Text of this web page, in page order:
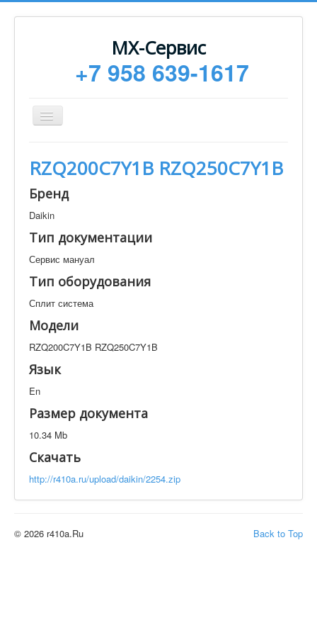
МХ-Сервис
+7 958 639-1617
Toggle
Navigation
Монтаж
Сервисное обслуживание
Техническая документация
Статьи
Техническая документация
Искать
Производитель
Элементов на страницу
RZQ200C7Y1B RZQ250C7Y1B
Бренд
Daikin
Тип документации
Сервис мануал
Тип оборудования
Сплит система
Модели
RZQ200C7Y1B RZQ250C7Y1B
Язык
En
Размер документа
10.34 Mb
Скачать
http://r410a.ru/upload/daikin/2254.zip
Back to Top
© 2026 r410a.Ru